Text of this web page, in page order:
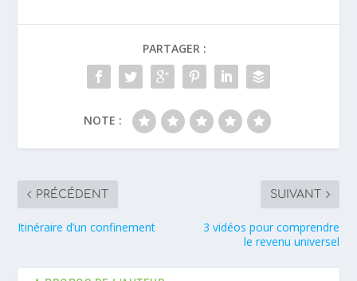
PARTAGER :
NOTE :
PRÉCÉDENT
Itinéraire d’un confinement
SUIVANT
3 vidéos pour comprendre
le revenu universel